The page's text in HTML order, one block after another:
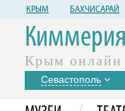
КРЫМ БАХЧИСАРАЙ
Киммерия
Крым онлайн
Севастополь